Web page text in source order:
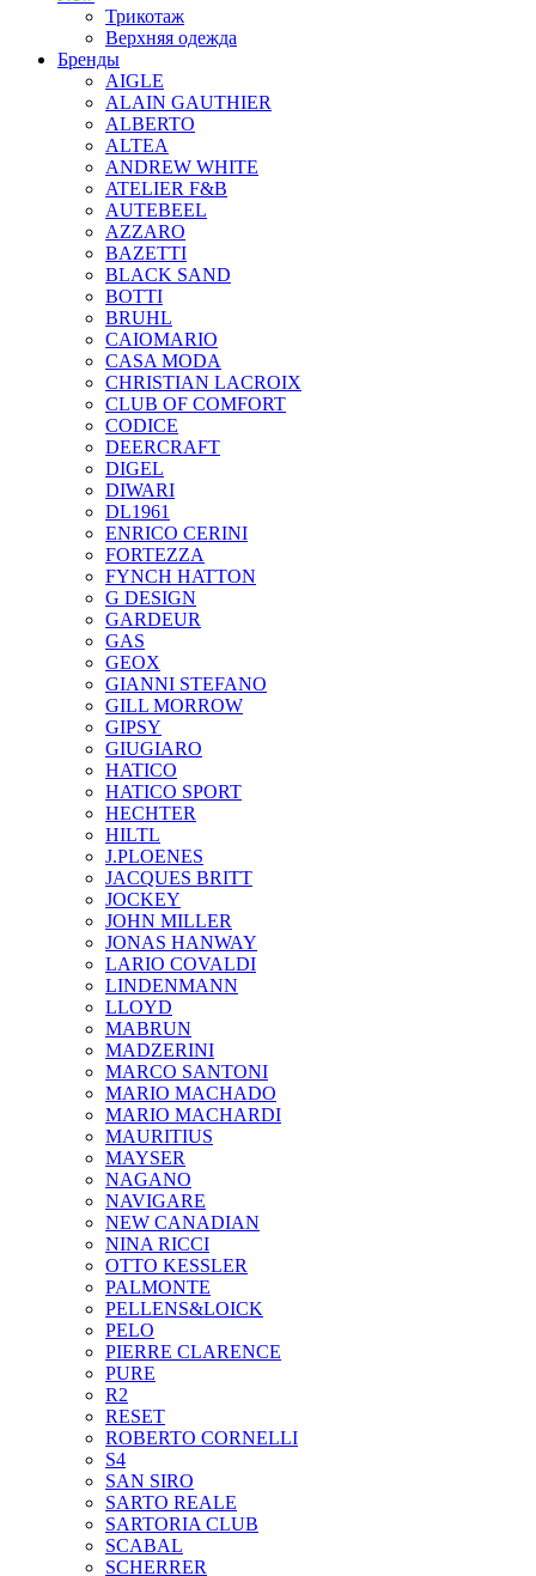
Трикотаж
Верхняя одежда
Бренды
AIGLE
ALAIN GAUTHIER
ALBERTO
ALTEA
ANDREW WHITE
ATELIER F&B
AUTEBEEL
AZZARO
BAZETTI
BLACK SAND
BOTTI
BRUHL
CAIOMARIO
CASA MODA
CHRISTIAN LACROIX
CLUB OF COMFORT
CODICE
DEERCRAFT
DIGEL
DIWARI
DL1961
ENRICO CERINI
FORTEZZA
FYNCH HATTON
G DESIGN
GARDEUR
GAS
GEOX
GIANNI STEFANO
GILL MORROW
GIPSY
GIUGIARO
HATICO
HATICO SPORT
HECHTER
HILTL
J.PLOENES
JAСQUES BRITT
JOCKEY
JOHN MILLER
JONAS HANWAY
LARIO COVALDI
LINDENMANN
LLOYD
MABRUN
MADZERINI
MARCO SANTONI
MARIO MACHADO
MARIO MACHARDI
MAURITIUS
MAYSER
NAGANO
NAVIGARE
NEW CANADIAN
NINA RICCI
OTTO KESSLER
PALMONTE
PELLENS&LOICK
PELO
PIERRE CLARENCE
PURE
R2
RESET
ROBERTO CORNELLI
S4
SAN SIRO
SARTO REALE
SARTORIA CLUB
SCABAL
SCHERRER